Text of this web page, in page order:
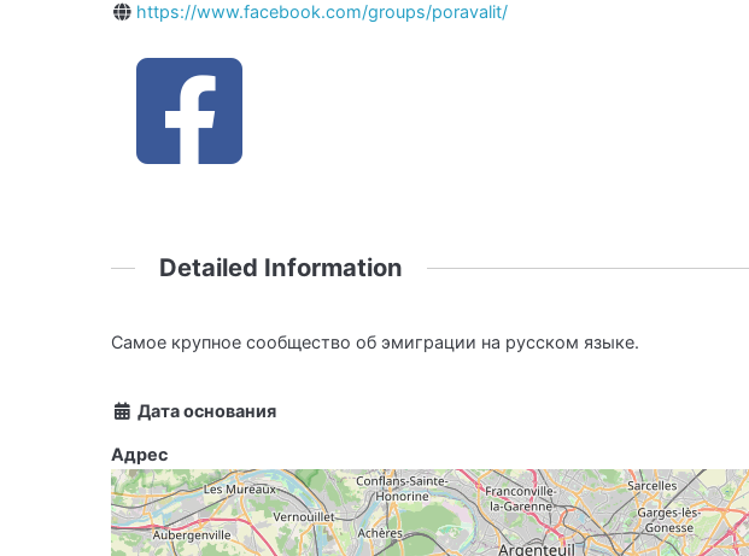
https://www.facebook.com/groups/poravalit/
Detailed Information
Самое крупное сообщество об эмиграции на русском языке.
Дата основания
Адрес